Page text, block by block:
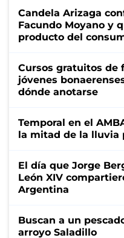
Candela Arizaga
Facundo Moyano y
producto del
Cursos gratuitos de
jóvenes
dónde anotarse
Temporal en el
la mitad de la lluvia
El día que Jorge
León XIV
Argentina
Buscan a un
arroyo Saladillo